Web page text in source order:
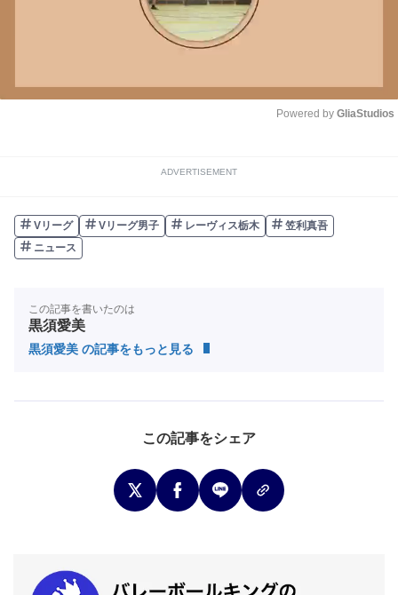
Powered by GliaStudios
ADVERTISEMENT
Vリーグ Vリーグ男子 レーヴィス栃木
笠利真吾
ニュース
この記事を書いたのは
黒須愛美
黒須愛美 の記事をもっと見る
この記事をシェア